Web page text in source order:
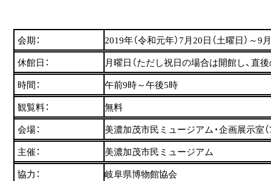
会期：
2019年（令和元年）7月20日（土曜日）～9
休館日：
月曜日（ただし祝日の場合は開館し、直
時間：
午前9時～午後5時
観覧料：
無料
会場：
美濃加茂市民ミュージアム・企画展示室（
主催：
美濃加茂市民ミュージアム
協力：
岐阜県博物館協会